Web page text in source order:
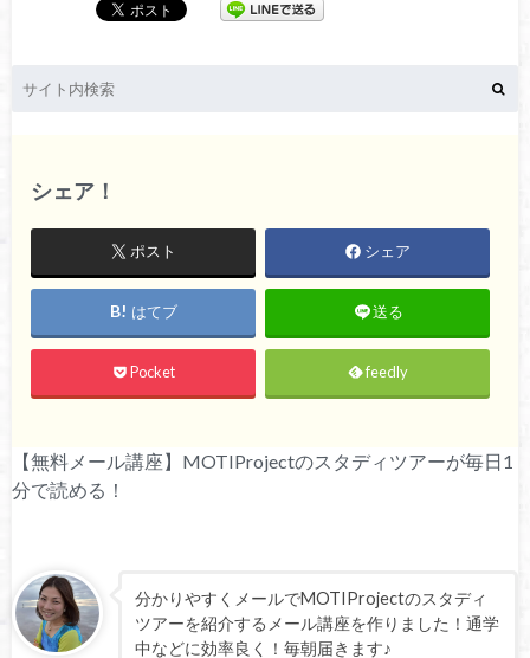
シェア！
ポスト シェア
はてブ 送る
Pocket feedly
【無料メール講座】MOTIProjectのスタディツアーが毎日1
分で読める！
分かりやすくメールでMOTIProjectのスタディ
ツアーを紹介するメール講座を作りました！通学
中などに効率良く！毎朝届きます♪